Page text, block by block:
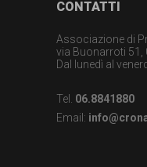
FooterCONTATTI
Associazione di
via Buonarroti 51,
Dal lunedì al
Tel. 06.8841880
Email: